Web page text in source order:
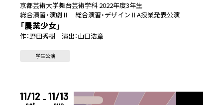
京都芸術大学舞台芸術学科 2022年度3年生
総合演習・演劇Ⅱ 総合演習・デザインⅡA授業発表公演
「農業少女」
作：野田秀樹 演出：山口浩章
学生公演
11/12 11/13